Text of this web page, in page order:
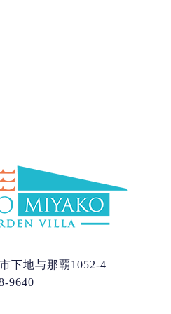
下地与那覇1052-4
9640